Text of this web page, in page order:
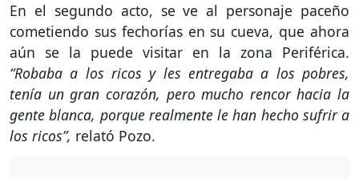
En el segundo acto, se ve al personaje paceño
cometiendo sus fechorías en su cueva, que ahora
aún se la puede visitar en la zona Periférica.
“Robaba a los ricos y les entregaba a los pobres,
tenía un gran corazón, pero mucho rencor hacia la
gente blanca, porque realmente le han hecho sufrir a
los ricos”, relató Pozo.